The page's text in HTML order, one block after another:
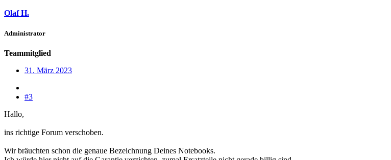
Olaf H.
Administrator
Teammitglied
31. März 2023
#3
Hallo,
ins richtige Forum verschoben.
Wir bräuchten schon die genaue Bezeichnung Deines Notebooks.